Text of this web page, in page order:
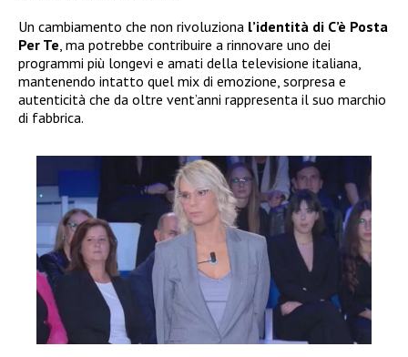
Un cambiamento che non rivoluziona l’identità di C’è Posta
Per Te, ma potrebbe contribuire a rinnovare uno dei
programmi più longevi e amati della televisione italiana,
mantenendo intatto quel mix di emozione, sorpresa e
autenticità che da oltre vent’anni rappresenta il suo marchio
di fabbrica.